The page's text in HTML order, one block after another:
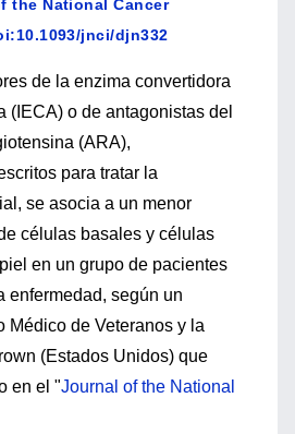
the National Cancer
jnci/djn332
de la enzima convertidora
(IECA) o de antagonistas del
(ARA),
para tratar la
se asocia a un menor
células basales y células
en un grupo de pacientes
enfermedad, según un
Médico de Veteranos y la
(Estados Unidos) que
en el "Journal of the National